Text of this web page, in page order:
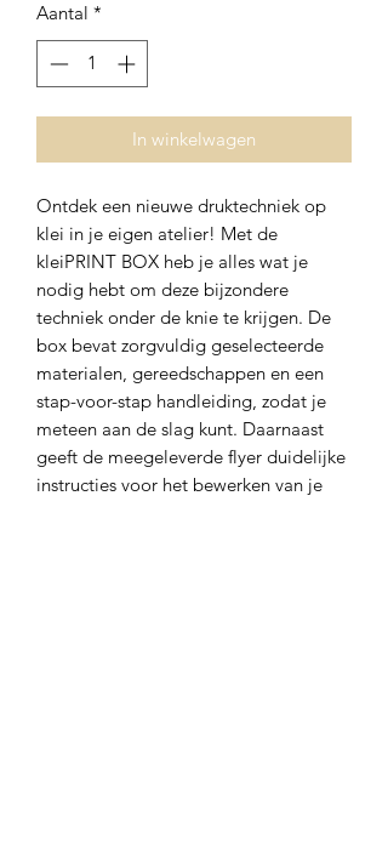
Aantal *
In winkelwagen
Ontdek een nieuwe druktechniek op
klei in je eigen atelier! Met de
kleiPRINT BOX heb je alles wat je
nodig hebt om deze bijzondere
techniek onder de knie te krijgen. De
box bevat zorgvuldig geselecteerde
materialen, gereedschappen en een
stap-voor-stap handleiding, zodat je
meteen aan de slag kunt. Daarnaast
geeft de meegeleverde flyer duidelijke
instructies voor het bewerken van je